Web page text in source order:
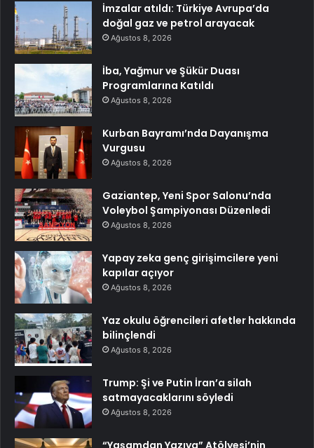
İmzalar atıldı: Türkiye Avrupa’da
doğal gaz ve petrol arayacak
Ağustos 8, 2026
İba, Yağmur ve Şükür Duası
Programlarına Katıldı
Ağustos 8, 2026
Kurban Bayramı’nda Dayanışma
Vurgusu
Ağustos 8, 2026
Gaziantep, Yeni Spor Salonu’nda
Voleybol Şampiyonası Düzenledi
Ağustos 8, 2026
Yapay zeka genç girişimcilere yeni
kapılar açıyor
Ağustos 8, 2026
Yaz okulu öğrencileri afetler hakkında
bilinçlendi
Ağustos 8, 2026
Trump: Şi ve Putin İran’a silah
satmayacaklarını söyledi
Ağustos 8, 2026
“Yaşamdan Yazıya” Atölyesi’nin